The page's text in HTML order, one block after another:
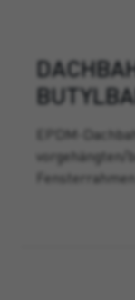
EPDM-
vorgehängten/
Fensterrahmen.